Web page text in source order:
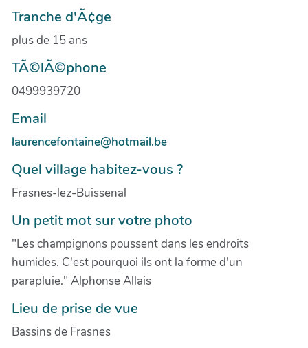
Tranche d'Ã¢ge
plus de 15 ans
TÃ©lÃ©phone
0499939720
Email
laurencefontaine@hotmail.be
Quel village habitez-vous ?
Frasnes-lez-Buissenal
Un petit mot sur votre photo
"Les champignons poussent dans les endroits
humides. C'est pourquoi ils ont la forme d'un
parapluie." Alphonse Allais
Lieu de prise de vue
Bassins de Frasnes